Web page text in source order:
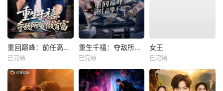
重回巅峰：前任高攀不起
已完结
重生千禧：夺敌所爱做首富
已完结
女王
已完结